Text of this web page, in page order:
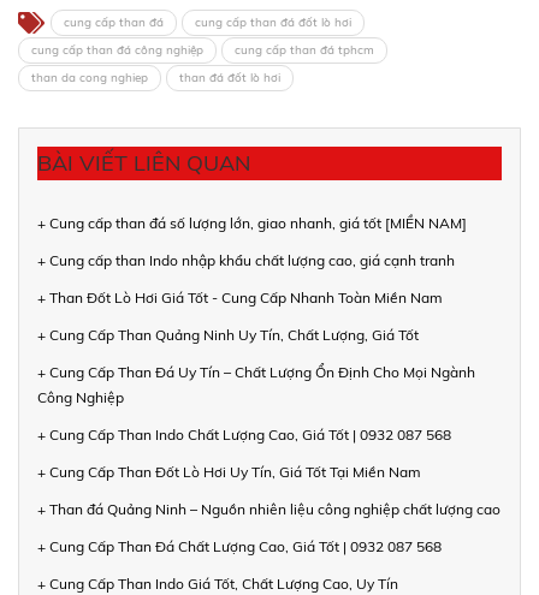
cung cấp than đá
cung cấp than đá đốt lò hơi
cung cấp than đá công nghiệp
cung cấp than đá tphcm
than da cong nghiep
than đá đốt lò hơi
BÀI VIẾT LIÊN QUAN
+ Cung cấp than đá số lượng lớn, giao nhanh, giá tốt [MIỀN NAM]
+ Cung cấp than Indo nhập khẩu chất lượng cao, giá cạnh tranh
+ Than Đốt Lò Hơi Giá Tốt - Cung Cấp Nhanh Toàn Miền Nam
+ Cung Cấp Than Quảng Ninh Uy Tín, Chất Lượng, Giá Tốt
+ Cung Cấp Than Đá Uy Tín – Chất Lượng Ổn Định Cho Mọi Ngành
Công Nghiệp
+ Cung Cấp Than Indo Chất Lượng Cao, Giá Tốt | 0932 087 568
+ Cung Cấp Than Đốt Lò Hơi Uy Tín, Giá Tốt Tại Miền Nam
+ Than đá Quảng Ninh – Nguồn nhiên liệu công nghiệp chất lượng cao
+ Cung Cấp Than Đá Chất Lượng Cao, Giá Tốt | 0932 087 568
+ Cung Cấp Than Indo Giá Tốt, Chất Lượng Cao, Uy Tín